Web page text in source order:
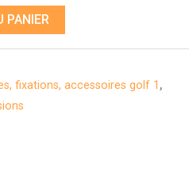
PANIER
fixations, accessoires golf 1 ,